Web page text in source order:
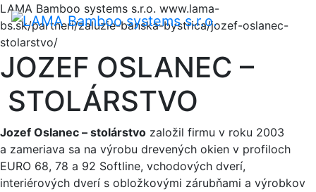
LAMA Bamboo systems s.r.o. www.lama-
bs.sk/partneri/zaluzie-banska-bystrica/jozef-oslanec-
stolarstvo/
JOZEF OSLANEC –
STOLÁRSTVO
Jozef Oslanec – stolárstvo založil firmu v roku 2003
a zameriava sa na výrobu drevených okien v profiloch
EURO 68, 78 a 92 Softline, vchodových dverí,
interiérových dverí s obložkovými zárubňami a výrobkov